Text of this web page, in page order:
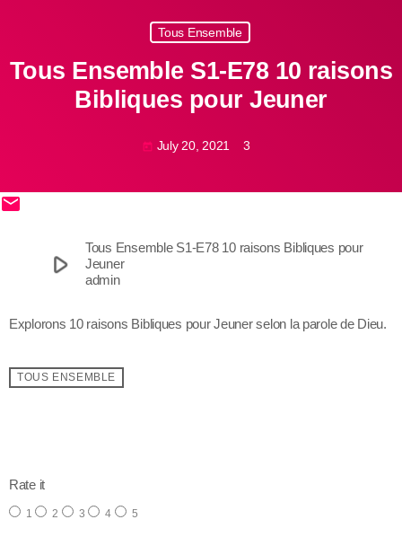
Tous Ensemble
Tous Ensemble S1-E78 10 raisons
Bibliques pour Jeuner
today July 20, 2021 3
email
play_arrow
Tous Ensemble S1-E78 10 raisons Bibliques pour
Jeuner
admin
Explorons 10 raisons Bibliques pour Jeuner selon la parole de Dieu.
TOUS ENSEMBLE
Rate it
1 2 3 4 5